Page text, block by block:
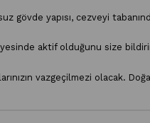
yapısı, cezveyi
aktif olduğunu size
vazgeçilmezi olacak.